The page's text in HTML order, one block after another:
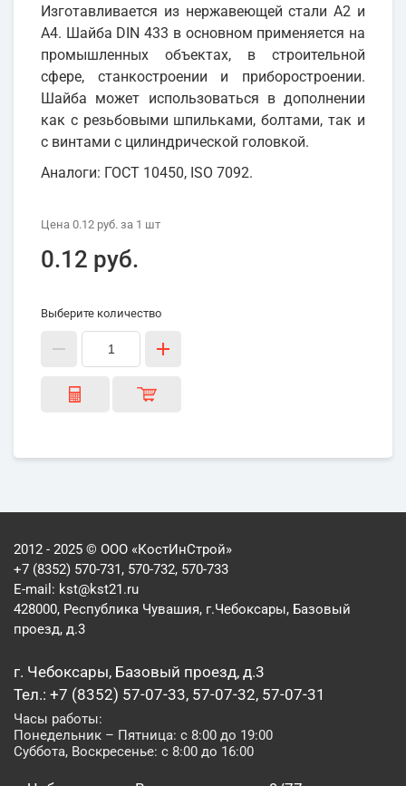
Изготавливается из нержавеющей стали А2 и
А4. Шайба DIN 433 в основном применяется на
промышленных объектах, в строительной
сфере, станкостроении и приборостроении.
Шайба может использоваться в дополнении
как с резьбовыми шпильками, болтами, так и
с винтами с цилиндрической головкой.
Аналоги: ГОСТ 10450, ISO 7092.
Цена 0.12 руб. за 1 шт
0.12 руб.
Выберите количество
2012 - 2025 © ООО «КостИнСтрой»
+7 (8352) 570-731, 570-732, 570-733
E-mail: kst@kst21.ru
428000, Республика Чувашия, г.Чебоксары, Базовый
проезд, д.3
г. Чебоксары, Базовый проезд, д.3
Тел.: +7 (8352) 57-07-33, 57-07-32, 57-07-31
Часы работы:
Понедельник – Пятница: с 8:00 до 19:00
Суббота, Воскресенье: с 8:00 до 16:00